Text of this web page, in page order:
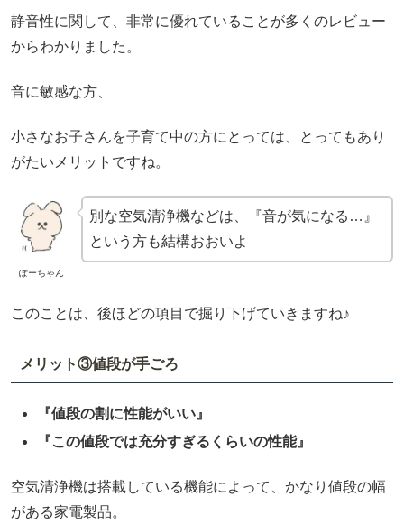
静音性に関して、非常に優れていることが多くのレビュー
からわかりました。
音に敏感な方、
小さなお子さんを子育て中の方にとっては、とってもあり
がたいメリットですね。
ぽーちゃん
別な空気清浄機などは、『音が気になる…』
という方も結構おおいよ
このことは、後ほどの項目で掘り下げていきますね♪
メリット③値段が手ごろ
『値段の割に性能がいい』
『この値段では充分すぎるくらいの性能』
空気清浄機は搭載している機能によって、かなり値段の幅
がある家電製品。